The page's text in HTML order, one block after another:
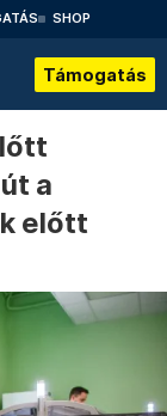
SHOP
Támogatás
a
előtt